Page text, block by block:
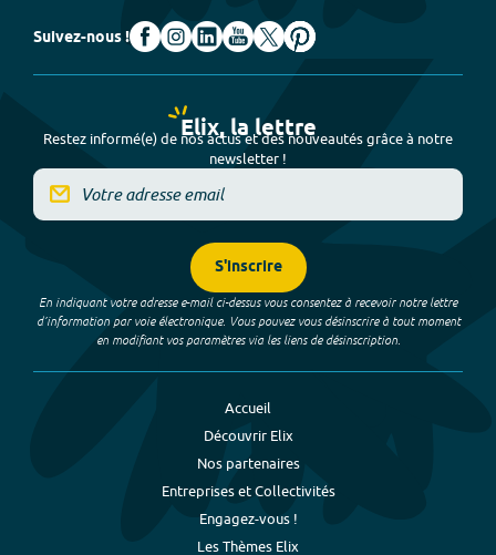
Suivez-nous !
Elix, la lettre
Restez informé(e) de nos actus et des nouveautés grâce à notre
newsletter !
S'inscrire
En indiquant votre adresse e-mail ci-dessus vous consentez à recevoir notre lettre
d’information par voie électronique. Vous pouvez vous désinscrire à tout moment
en modifiant vos paramètres via les liens de désinscription.
Accueil
Découvrir Elix
Nos partenaires
Entreprises et Collectivités
Engagez-vous !
Les Thèmes Elix